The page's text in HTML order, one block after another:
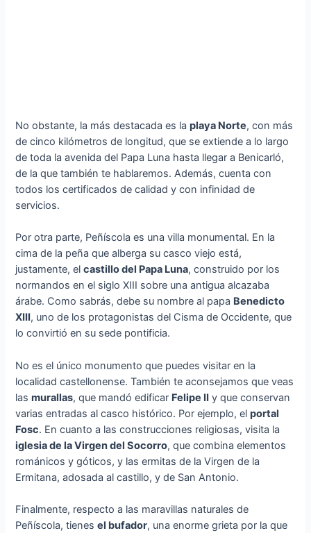
No obstante, la más destacada es laplaya Norte, con más
de cinco kilómetros de longitud, que se extiende a lo largo
de toda la avenida del Papa Luna hasta llegar a Benicarló,
de la que también te hablaremos. Además, cuenta con
todos los certificados de calidad y con infinidad de
servicios.
Por otra parte, Peñíscola es una villa monumental. En la
cima de la peña que alberga su casco viejo está,
justamente, elcastillo del Papa Luna, construido por los
normandos en el siglo XIII sobre una antigua alcazaba
árabe. Como sabrás, debe su nombre al papa Benedicto
XIII, uno de los protagonistas del Cisma de Occidente, que
lo convirtió en su sede pontificia.
No es el único monumento que puedes visitar en la
localidad castellonense. También te aconsejamos que veas
lasmurallas, que mandó edificar Felipe II y que conservan
varias entradas al casco histórico. Por ejemplo, elportal
Fosc. En cuanto a las construcciones religiosas, visita la
iglesia de la Virgen del Socorro, que combina elementos
románicos y góticos, y las ermitas de la Virgen de la
Ermitana, adosada al castillo, y de San Antonio.
Finalmente, respecto a las maravillas naturales de
Peñíscola, tienesel bufador, una enorme grieta por la que